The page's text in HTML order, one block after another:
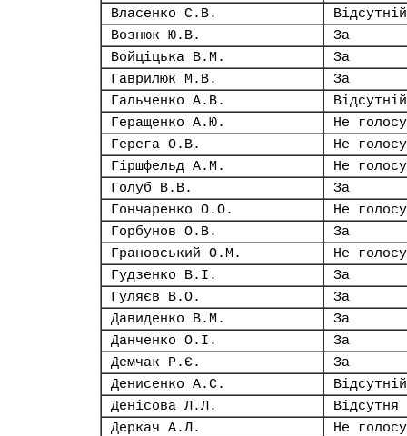
Власенко С.В.
Відсутній
Вознюк Ю.В.
За
Войціцька В.М.
За
Гаврилюк М.В.
За
Гальченко А.В.
Відсутній
Геращенко А.Ю.
Не
Герега О.В.
Не
Гіршфельд А.М.
Не
Голуб В.В.
За
Гончаренко О.О.
Не
Горбунов О.В.
За
Грановський О.М.
Не
Гудзенко В.І.
За
Гуляєв В.О.
За
Давиденко В.М.
За
Данченко О.І.
За
Демчак Р.Є.
За
Денисенко А.С.
Відсутній
Денісова Л.Л.
Відсутня
Деркач А.Л.
Не